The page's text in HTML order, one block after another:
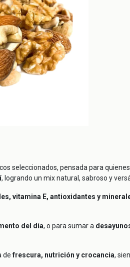
seleccionados, pensada para
, logrando un mix natural, sabroso y
vitamina E, antioxidantes y
del día, o para sumar a
defrescura, nutrición y crocancia,